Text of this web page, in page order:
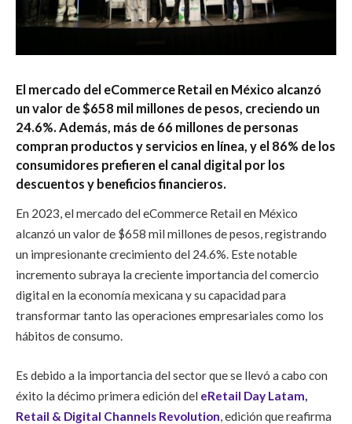
El mercado del eCommerce Retail en México alcanzó
un valor de $658 mil millones de pesos, creciendo un
24.6%. Además, más de 66 millones de personas
compran productos y servicios en línea, y el 86% de los
consumidores prefieren el canal digital por los
descuentos y beneficios financieros.
En 2023, el mercado del eCommerce Retail en México
alcanzó un valor de $658 mil millones de pesos, registrando
un impresionante crecimiento del 24.6%. Este notable
incremento subraya la creciente importancia del comercio
digital en la economía mexicana y su capacidad para
transformar tanto las operaciones empresariales como los
hábitos de consumo.
Es debido a la importancia del sector que se llevó a cabo con
éxito la décimo primera edición del eRetail Day Latam,
Retail & Digital Channels Revolution , edición que reafirma